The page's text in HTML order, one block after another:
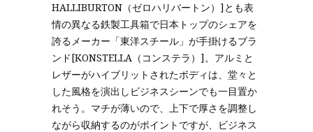
HALLIBURTON（ゼロハリバートン）]とも表
情の異なる鉄製工具箱で日本トップのシェアを
誇るメーカー「東洋スチール」が手掛けるブラ
ンド[KONSTELLA（コンステラ）]。アルミと
レザーがハイブリットされたボディは、堂々と
した風格を演出しビジネスシーンでも一目置か
れそう。マチが薄いので、上下で厚さを調整し
ながら収納するのがポイントですが、ビジネス